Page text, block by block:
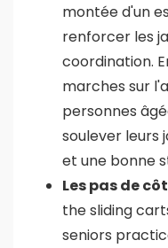
montée d'un
renforcer les
coordination.
marches sur
personnes
soulever leurs
et une bonne
Les pas de
the sliding
seniors